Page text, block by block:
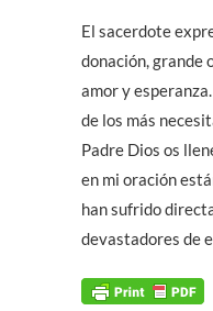
El sacerdote
donación, grande
amor y
de los más
Padre Dios os
en mi oración
han sufrido
devastadores de